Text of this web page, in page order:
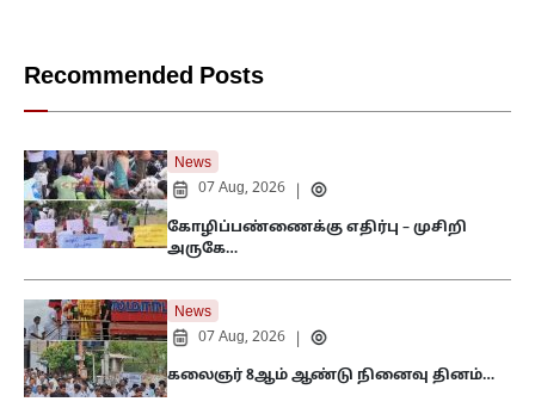
Recommended Posts
News
07 Aug, 2026
கோழிப்பண்ணைக்கு எதிர்பு – முசிறி
அருகே…
News
07 Aug, 2026
கலைஞர் 8ஆம் ஆண்டு நினைவு தினம்…